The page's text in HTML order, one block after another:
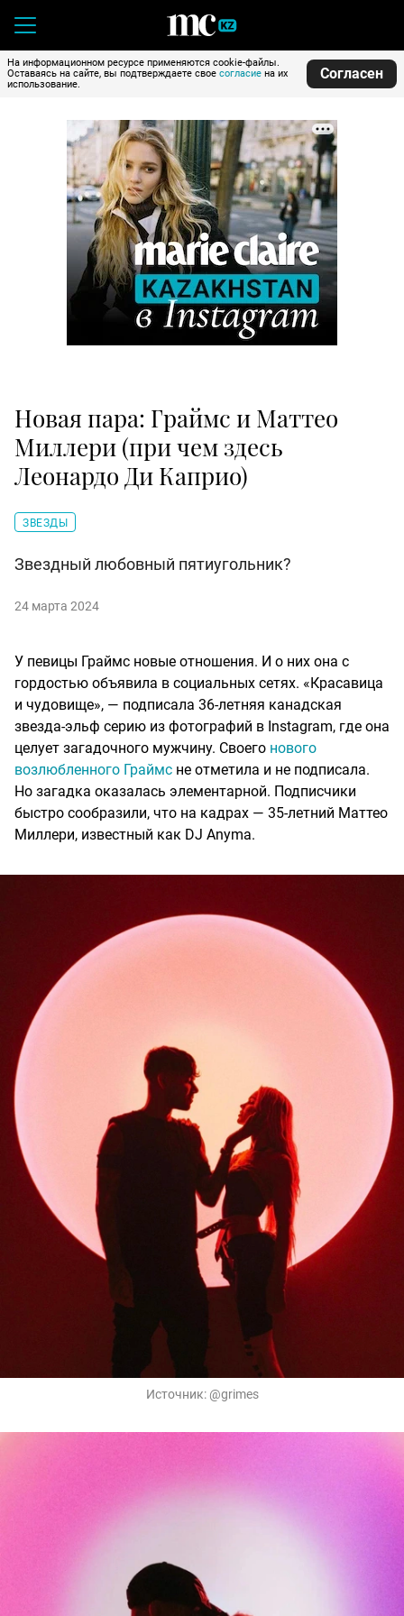
На информационном ресурсе применяются cookie-файлы.
Оставаясь на сайте, вы подтверждаете свое согласие на их
использование.
Согласен
Новая пара: Граймс и Маттео
Миллери (при чем здесь
Леонардо Ди Каприо)
ЗВЕЗДЫ
Звездный любовный пятиугольник?
24 марта 2024
У певицы Граймс новые отношения. И о них она с
гордостью объявила в социальных сетях. «Красавица
и чудовище», — подписала 36-летняя канадская
звезда-эльф серию из фотографий в Instagram, где она
целует загадочного мужчину. Своего нового
возлюбленного Граймс не отметила и не подписала.
Но загадка оказалась элементарной. Подписчики
быстро сообразили, что на кадрах — 35-летний Маттео
Миллери, известный как DJ Anyma.
Источник: @grimes